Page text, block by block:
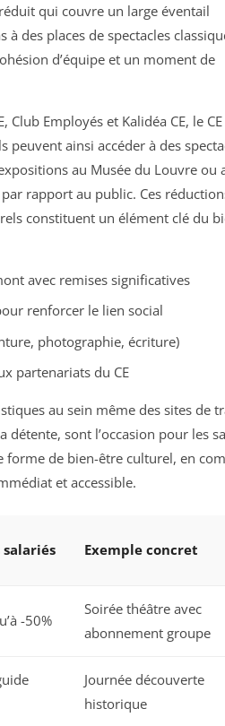
qui couvre un large éventail
des places de spectacles
d’équipe et un moment de
Club Employés et Kalidéa CE, le CE
peuvent ainsi accéder à des
au Musée du Louvre ou
rapport au public. Ces
constituent un élément clé du
avec remises significatives
renforcer le lien social
photographie, écriture)
partenariats du CE
au sein même des sites de
sont l’occasion pour les
forme de bien-être culturel, en
et accessible.
Exemple concret
-50%
Soirée théâtre avec
abonnement groupe
Journée découverte
historique